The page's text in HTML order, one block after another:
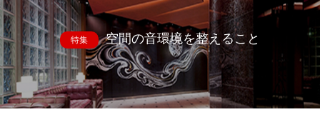
特集 空間の音環境を整えること